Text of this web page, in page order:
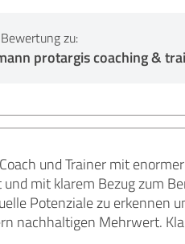
zu:
protargis coaching &
und Trainer mit
mit klarem Bezug zum
Potenziale zu erkennen
nachhaltigen Mehrwert.